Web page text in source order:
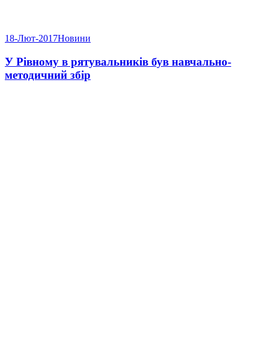
18-Лют-2017Новини
У Рівному в рятувальників був навчально-
методичний збір